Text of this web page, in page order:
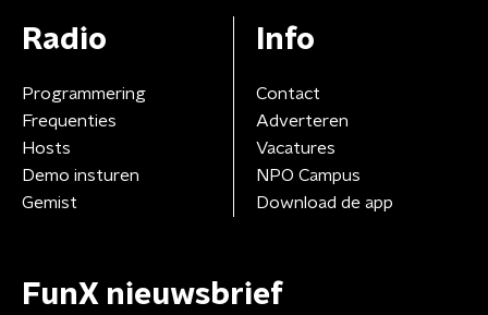
Radio
Programmering
Frequenties
Hosts
Demo insturen
Gemist
Info
Contact
Adverteren
Vacatures
NPO Campus
Download de app
FunX nieuwsbrief